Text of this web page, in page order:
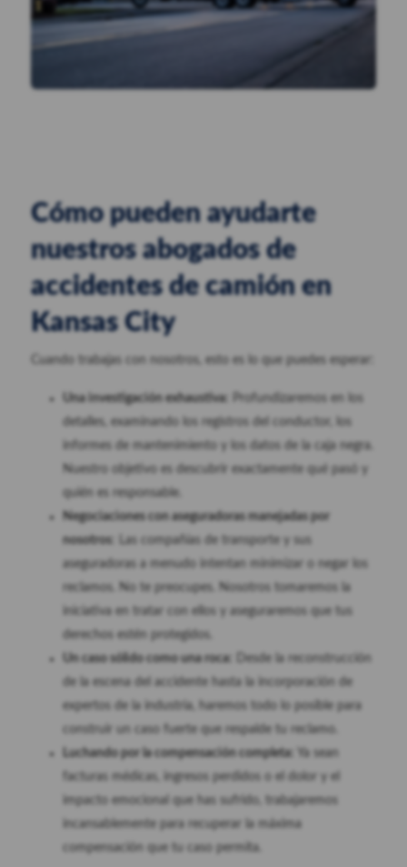
Cómo pueden ayudarte
nuestros abogados de
accidentes de camión en
Kansas City
Cuando trabajas con nosotros, esto es lo que puedes esperar:
Una investigación exhaustiva:
Profundizaremos en los
detalles, examinando los registros del conductor, los
informes de mantenimiento y los datos de la caja negra.
Nuestro objetivo es descubrir exactamente qué pasó y
quién es responsable.
Negociaciones con aseguradoras manejadas por
nosotros
: Las compañías de transporte y sus
aseguradoras a menudo intentan minimizar o negar los
reclamos. No te preocupes. Nosotros tomaremos la
iniciativa en tratar con ellos y aseguraremos que tus
derechos estén protegidos.
Un caso sólido como una roca:
Desde la reconstrucción
de la escena del accidente hasta la incorporación de
expertos de la industria, haremos todo lo posible para
construir un caso fuerte que respalde tu reclamo.
Luchando por la compensación completa:
Ya sean
facturas médicas, ingresos perdidos o el dolor y el
impacto emocional que has sufrido, trabajaremos
incansablemente para recuperar la máxima
compensación que tu caso permita.